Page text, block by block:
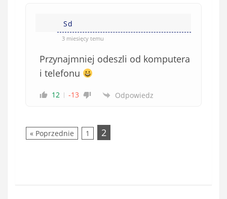
Sd
3 miesięcy temu
Przynajmniej odeszli od komputera
i telefonu
12 -13 Odpowiedz
« Poprzednie 1 2